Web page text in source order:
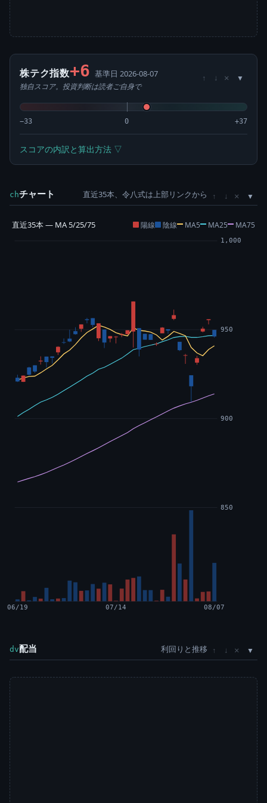
株テク指数+6 基準日 2026-08-07
独自スコア。投資判断は読者ご自身で
↑ ↓ ×
−33 0 +37
スコアの内訳と算出方法 ▽
chチャート 直近35本、令八式は上部リンクから ↑ ↓ ×
直近35本 — MA 5/25/75 陽線 陰線 MA5 MA25 MA75
850
900
950
1,000
06/19 07/14 08/07
dv配当 利回りと推移 ↑ ↓ ×